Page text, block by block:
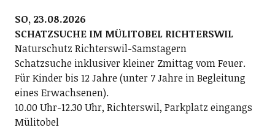
SO, 23.08.2026
SCHATZSUCHE IM MÜLITOBEL RICHTERSWIL
Naturschutz Richterswil-Samstagern
Schatzsuche inklusiver kleiner Zmittag vom Feuer.
Für Kinder bis 12 Jahre (unter 7 Jahre in Begleitung
eines Erwachsenen).
10.00 Uhr-12.30 Uhr, Richterswil, Parkplatz eingangs
Mülitobel